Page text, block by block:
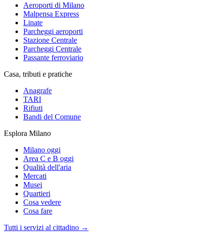
Aeroporti di Milano
Malpensa Express
Linate
Parcheggi aeroporti
Stazione Centrale
Parcheggi Centrale
Passante ferroviario
Casa, tributi e pratiche
Anagrafe
TARI
Rifiuti
Bandi del Comune
Esplora Milano
Milano oggi
Area C e B oggi
Qualità dell'aria
Mercati
Musei
Quartieri
Cosa vedere
Cosa fare
Tutti i servizi al cittadino →